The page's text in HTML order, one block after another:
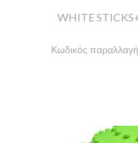
WHITE
Κωδικός